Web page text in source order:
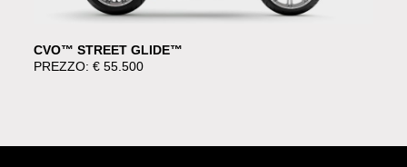
CVO™ STREET GLIDE™
PREZZO: € 55.500